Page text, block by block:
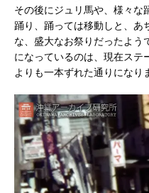
その後にジュリ馬や、様々な
踊り、踊っては移動しと、あ
な、盛大なお祭りだったよう
になっているのは、現在ス
よりも一本ずれた通りになり